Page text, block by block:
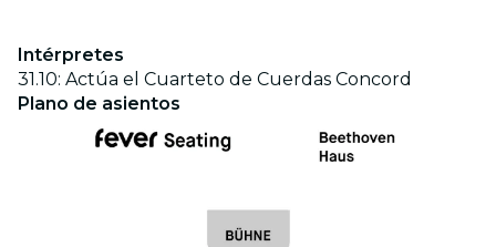
Intérpretes
31.10: Actúa el Cuarteto de Cuerdas Concord
Plano de asientos